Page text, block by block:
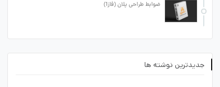
ضوابط طراحی پلان (فاز1)
جدیدترین نوشته ها